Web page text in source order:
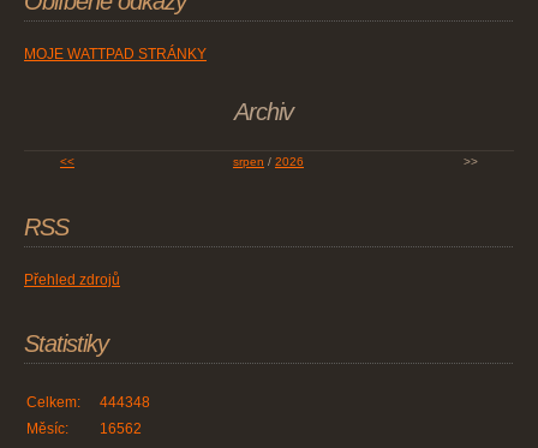
MOJE WATTPAD STRÁNKY
Archiv
<< srpen / 2026 >>
RSS
Přehled zdrojů
Statistiky
Celkem:
444348
Měsíc:
16562